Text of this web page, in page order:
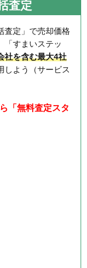
査定
査定」で売却価格
「すまいステッ
社を含む最大4社
しよう（サービス
「無料査定スタ